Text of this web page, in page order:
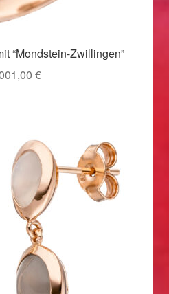
“Mondstein-Zwillingen”
€